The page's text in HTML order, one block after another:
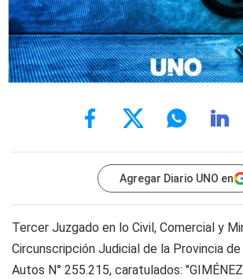
Agregar Diario UNO en
Tercer Juzgado en lo Civil, Comercial y
Circunscripción Judicial de la Provincia
Autos N° 255.215, caratulados: